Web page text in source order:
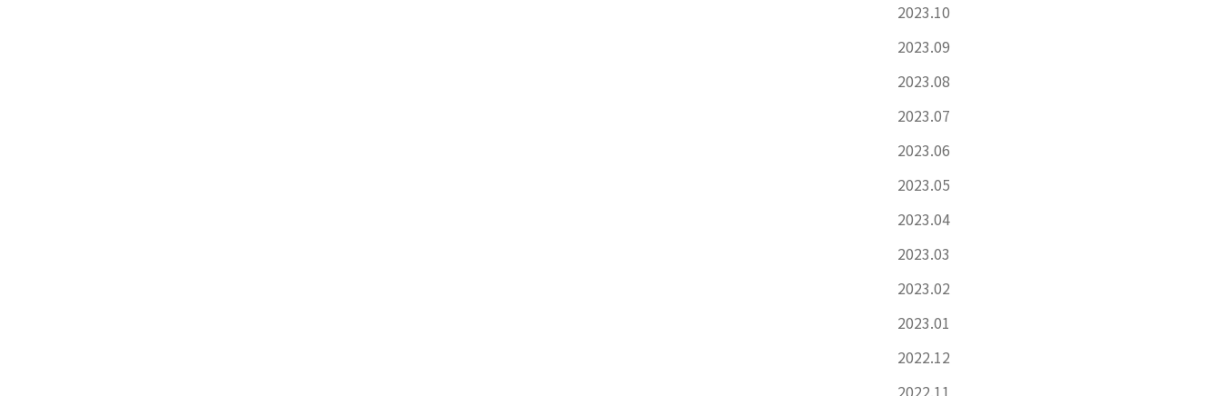
2023.10
2023.09
2023.08
2023.07
2023.06
2023.05
2023.04
2023.03
2023.02
2023.01
2022.12
2022.11